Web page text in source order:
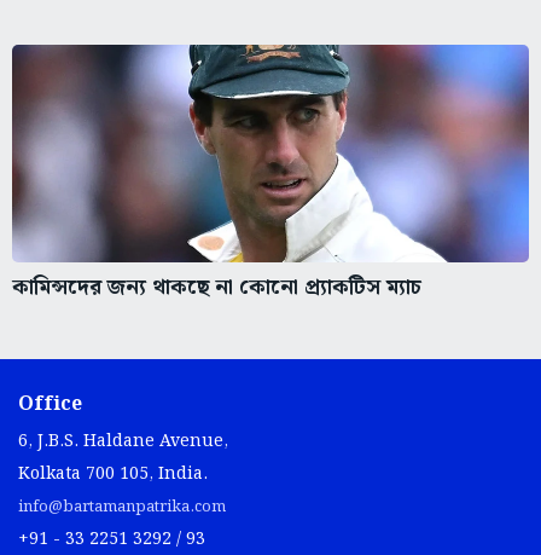
কামিন্সদের জন্য থাকছে না কোনো প্র্যাকটিস ম্যাচ
Office
6, J.B.S. Haldane Avenue,
Kolkata 700 105, India.
info@bartamanpatrika.com
+91 - 33 2251 3292 / 93